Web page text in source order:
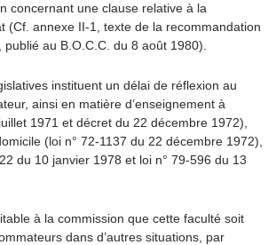
concernant une clause relative à la
(Cf. annexe II-1, texte de la recommandation
publié au B.O.C.C. du 8 août 1980).
instituent un délai de réflexion au
ainsi en matière d’enseignement à
1971 et décret du 22 décembre 1972),
(loi n° 72-1137 du 22 décembre 1972),
du 10 janvier 1978 et loi n° 79-596 du 13
à la commission que cette faculté soit
dans d’autres situations, par